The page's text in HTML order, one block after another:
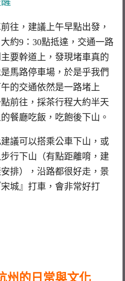
往，建議上午早點出發，
約9：30點抵達，交通一路
要幹道上，發現堵車真的
馬路停車場，於是乎我們
的交通依然是一路堵上
前往，採茶行程大約半天
餐廳吃飯，吃飽後下山。
議可以搭乘公車下山，或
行下山（有點距離唷，建
排），沿路都很好走，景
城』打車，會非常好打
州的日常與文化